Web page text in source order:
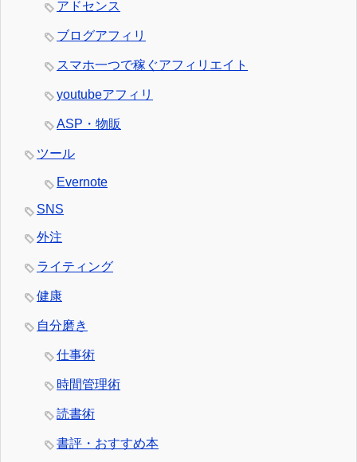
アドセンス
ブログアフィリ
スマホ一つで稼ぐアフィリエイト
youtubeアフィリ
ASP・物販
ツール
Evernote
SNS
外注
ライティング
健康
自分磨き
仕事術
時間管理術
読書術
書評・おすすめ本